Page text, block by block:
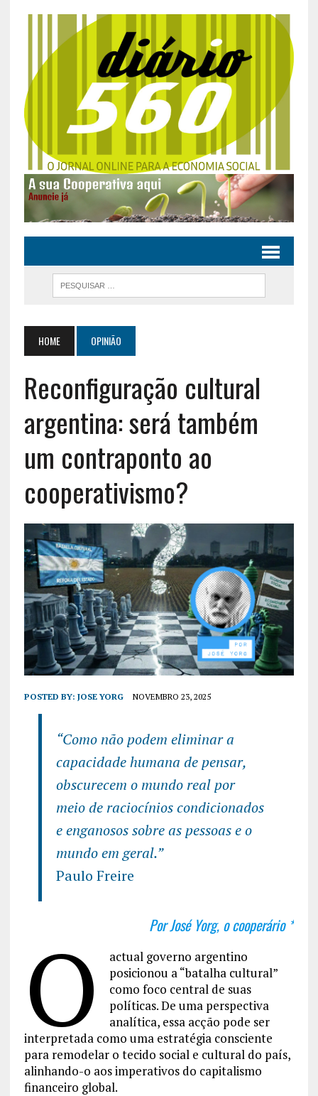
HOME OPINIÃO
Reconfiguração cultural
argentina: será também
um contraponto ao
cooperativismo?
POSTED BY: JOSE YORG NOVEMBRO 23, 2025
“Como não podem eliminar a
capacidade humana de pensar,
obscurecem o mundo real por
meio de raciocínios condicionados
e enganosos sobre as pessoas e o
mundo em geral.”
Paulo Freire
Por José Yorg, o cooperário *
O
actual governo argentino
posicionou a “batalha cultural”
como foco central de suas
políticas. De uma perspectiva
analítica, essa acção pode ser
interpretada como uma estratégia consciente
para remodelar o tecido social e cultural do país,
alinhando-o aos imperativos do capitalismo
financeiro global.